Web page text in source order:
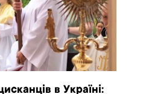
в Україні: